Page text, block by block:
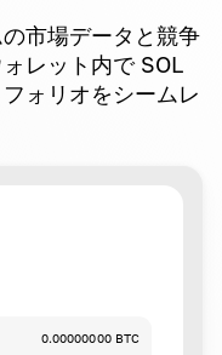
市場データと競争
レット内で SOL
ォリオをシームレ
0.00000000 BTC